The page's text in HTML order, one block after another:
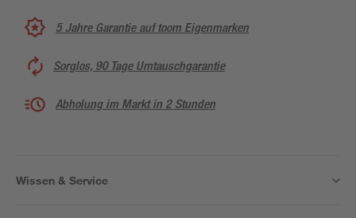
5 Jahre Garantie auf toom Eigenmarken
Sorglos, 90 Tage Umtauschgarantie
Abholung im Markt in 2 Stunden
Wissen & Service